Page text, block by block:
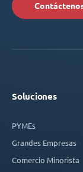
Soluciones
PYMEs
Grandes Empresas
Comercio Minorista